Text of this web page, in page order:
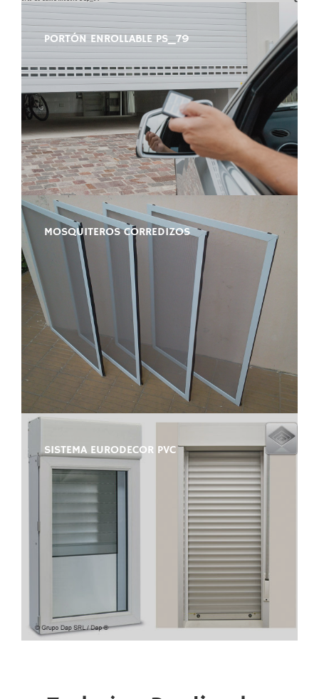
PORTÓN ENROLLABLE PS_79
MOSQUITEROS CORREDIZOS
SISTEMA EURODECOR PVC